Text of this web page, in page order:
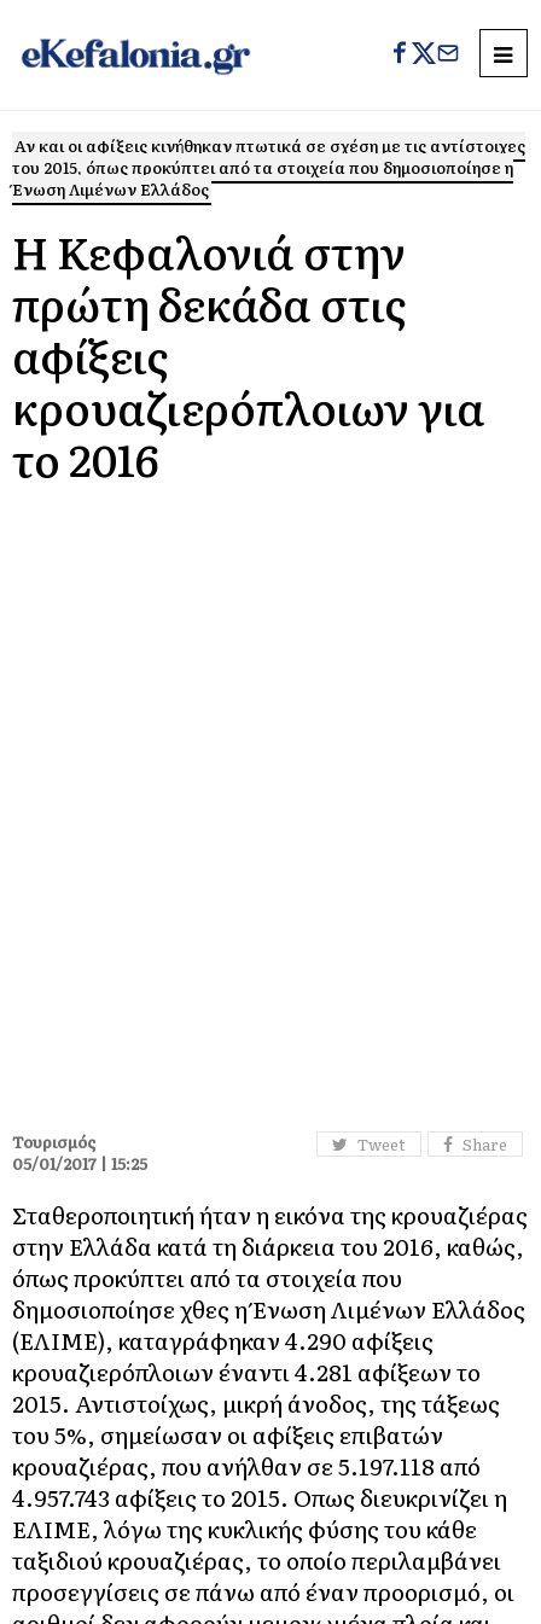
Αν και οι αφίξεις κινήθηκαν πτωτικά σε σχέση με τις αντίστοιχες
του 2015, όπως προκύπτει από τα στοιχεία που δημοσιοποίησε η
Ένωση Λιμένων Ελλάδος
Η Κεφαλονιά στην
πρώτη δεκάδα στις
αφίξεις
κρουαζιερόπλοιων για
το 2016
Tweet Share
Τουρισμός
05/01/2017 | 15:25
Σταθεροποιητική ήταν η εικόνα της κρουαζιέρας
στην Ελλάδα κατά τη διάρκεια του 2016, καθώς,
όπως προκύπτει από τα στοιχεία που
δημοσιοποίησε χθες η Ένωση Λιμένων Ελλάδος
(ΕΛΙΜΕ), καταγράφηκαν 4.290 αφίξεις
κρουαζιερόπλοιων έναντι 4.281 αφίξεων το
2015. Αντιστοίχως, μικρή άνοδος, της τάξεως
του 5%, σημείωσαν οι αφίξεις επιβατών
κρουαζιέρας, που ανήλθαν σε 5.197.118 από
4.957.743 αφίξεις το 2015. Οπως διευκρινίζει η
ΕΛΙΜΕ, λόγω της κυκλικής φύσης του κάθε
ταξιδιού κρουαζιέρας, το οποίο περιλαμβάνει
προσεγγίσεις σε πάνω από έναν προορισμό, οι